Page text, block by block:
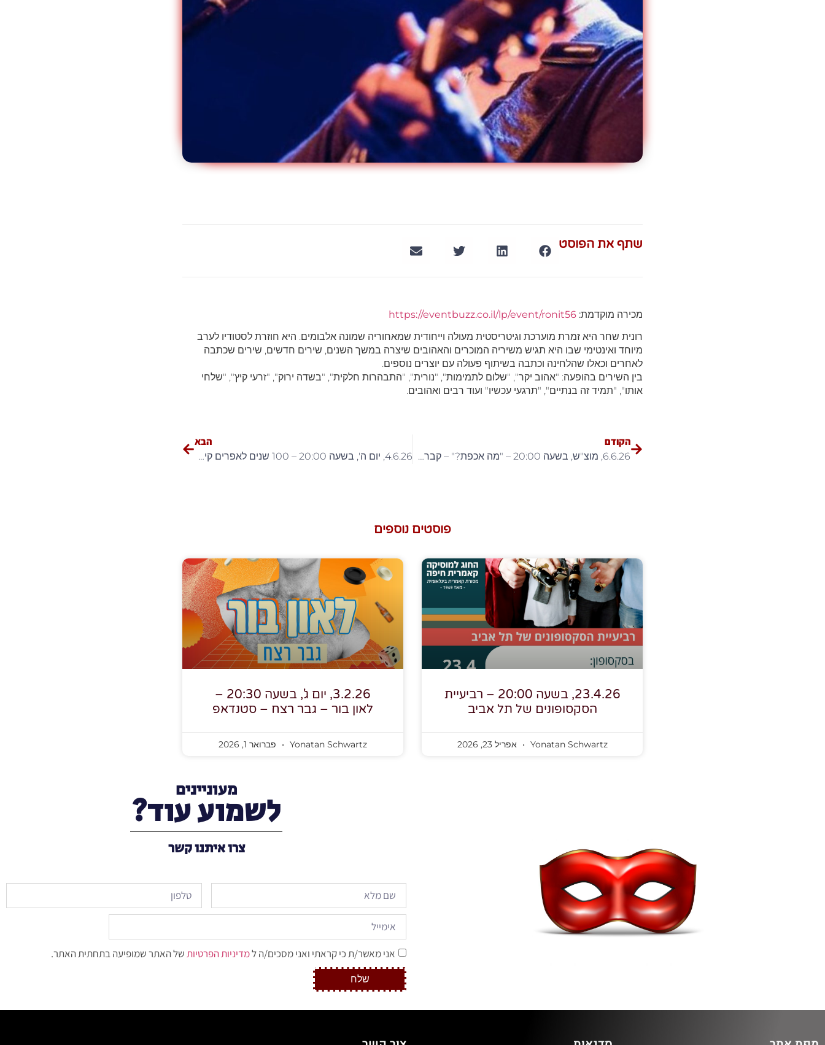
שתף את הפוסט
מכירה מוקדמת: https://eventbuzz.co.il/lp/event/ronit56
רונית שחר היא זמרת מוערכת וגיטריסטית מעולה וייחודית שמאחוריה שמונה אלבומים. היא חוזרת לסטודיו לערב
מיוחד ואינטימי שבו היא תגיש משיריה המוכרים והאהובים שיצרה במשך השנים, שירים חדשים, שירים שכתבה
לאחרים וכאלו שהלחינה וכתבה בשיתוף פעולה עם יוצרים נוספים.
בין השירים בהופעה: "אהוב יקר", "שלום לתמימות", "נורית", "התבהרות חלקית", "בשדה ירוק", "זרעי קיץ", "שלחי
אותו", "תמיד זה בנתיים", "תרגעי עכשיו" ועוד רבים ואהובים.
הקודם
6.6.26, מוצ"ש, בשעה 20:00 – "מה אכפת?" – קברט חנוך לוין
הבא
4.6.26, יום ה', בשעה 20:00 – 100 שנים לאפרים קישון – ההומור הבידור החיים והסרטים
פוסטים נוספים
23.4.26, בשעה 20:00 – רביעיית
הסקסופונים של תל אביב
Yonatan Schwartz אפריל 23, 2026
3.2.26, יום ג', בשעה 20:30 –
לאון בור – גבר רצח – סטנדאפ
Yonatan Schwartz פברואר 1, 2026
מעוניינים
לשמוע עוד?
צרו איתנו קשר
אני מאשר/ת כי קראתי ואני מסכים/ה למדיניות הפרטיותשל האתר שמופיעה בתחתית האתר.
שלח